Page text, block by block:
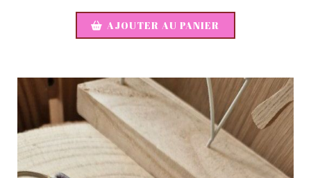
AJOUTER AU PANIER